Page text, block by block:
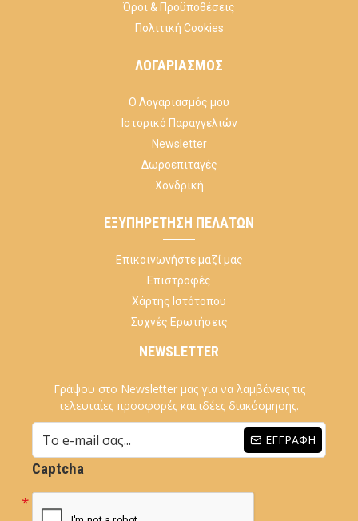
Όροι & Προϋποθέσεις
Πολιτική Cookies
ΛΟΓΑΡΙΑΣΜΌΣ
Ο Λογαριασμός μου
Ιστορικό Παραγγελιών
Newsletter
Δωροεπιταγές
Χονδρική
ΕΞΥΠΗΡΈΤΗΣΗ ΠΕΛΑΤΏΝ
Επικοινωνήστε μαζί μας
Επιστροφές
Χάρτης Ιστότοπου
Συχνές Ερωτήσεις
NEWSLETTER
Γράψου στο Newsletter μας για να λαμβάνεις τις
τελευταίες προσφορές και ιδέες διακόσμησης.
ΕΓΓΡΑΦΉ
Captcha